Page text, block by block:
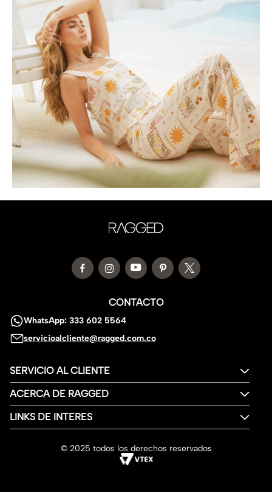
CONTACTO
WhatsApp: 333 602 5564
servicioalcliente@ragged.com.co
SERVICIO AL CLIENTE
ACERCA DE RAGGED
LINKS DE INTERES
© 2025 todos los derechos reservados